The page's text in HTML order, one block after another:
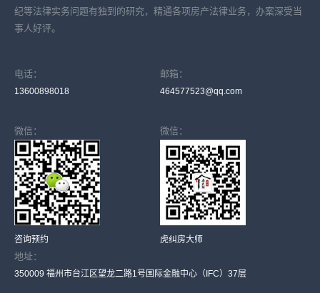
纪等法律实务问题有独到的研究，精通各项房产法律业务，办案深受当
事人好评。
电话：
13600898018
邮箱：
464577523@qq.com
微信：
咨询预约
微信：
虎纠房大师
地址：
350009 福州市台江区望龙二路1号国际金融中心（IFC）37层